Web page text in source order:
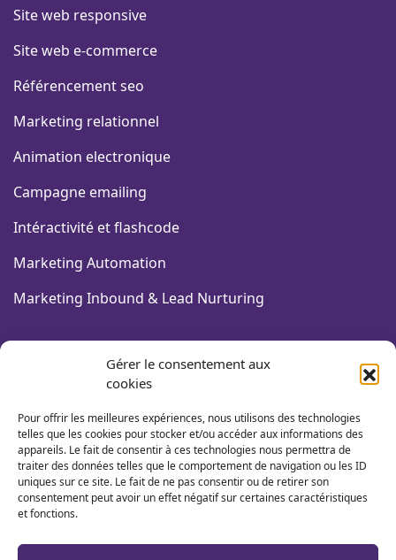
Gérer le consentement aux
cookies
Pour offrir les meilleures expériences, nous utilisons des technologies
telles que les cookies pour stocker et/ou accéder aux informations des
appareils. Le fait de consentir à ces technologies nous permettra de
traiter des données telles que le comportement de navigation ou les ID
uniques sur ce site. Le fait de ne pas consentir ou de retirer son
consentement peut avoir un effet négatif sur certaines caractéristiques
et fonctions.
Site web responsive
Site web e-commerce
Référencement seo
Marketing relationnel
Animation electronique
Campagne emailing
Intéractivité et flashcode
Marketing Automation
Marketing Inbound & Lead Nurturing
FORMATIONS COMMUNICATION
Community Management
Webmarketing
Pilotage des actions de com'